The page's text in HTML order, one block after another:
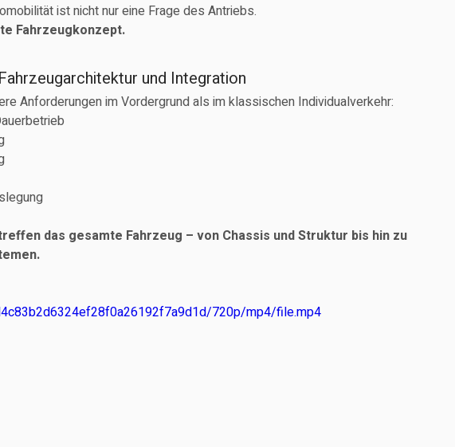
ist nicht nur eine Frage des Antriebs.
Fahrzeugkonzept.
und Integration
Anforderungen im Vordergrund als im klassischen Individualverkehr:
das gesamte Fahrzeug – von Chassis und Struktur bis hin zu
720p/mp4/file.mp4